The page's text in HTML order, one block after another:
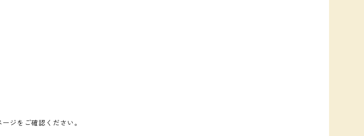
ジをご確認ください。